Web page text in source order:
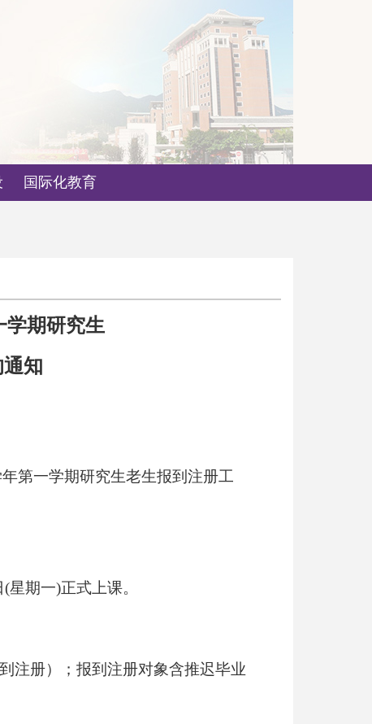
国际化教育
学期研究生
知
第一学期研究生老生报到注册工
(星期一)正式上课。
注册）；报到注册对象含推迟毕业